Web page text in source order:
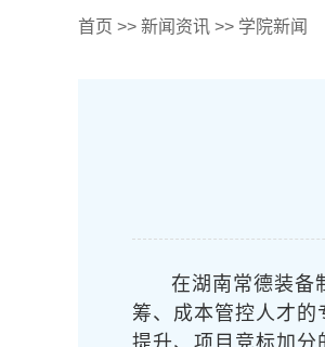
首页 >> 新闻资讯 >> 学院新闻
在湖南常德装备
筹、成本管控人才
提升、项目竞标加分